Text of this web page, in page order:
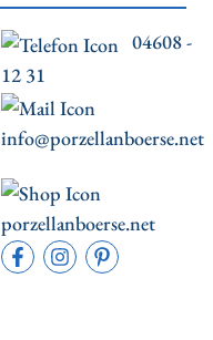
04608 -
12 31
info@porzellanboerse.net
porzellanboerse.net